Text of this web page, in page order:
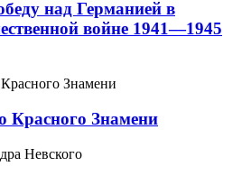
над Германией в
войне 1941—1945
Красного Знамени